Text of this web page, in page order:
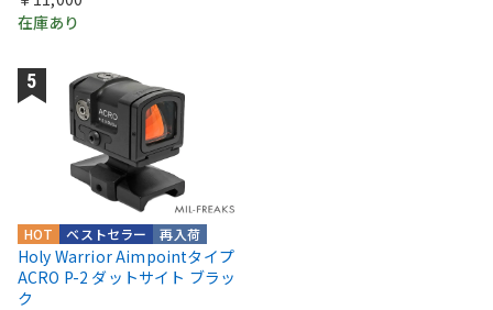
在庫あり
再入荷
ベストセラー
HOT
Holy Warrior Aimpointタイプ
ACRO P-2 ダットサイト ブラッ
ク